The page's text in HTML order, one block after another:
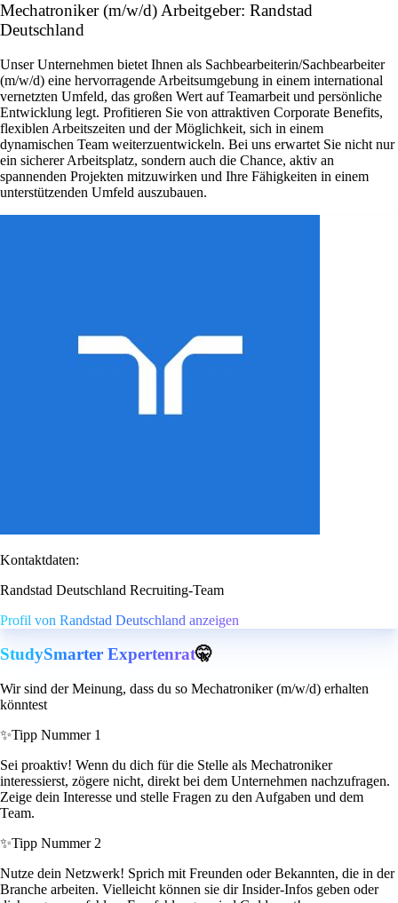
Mechatroniker (m/w/d) Arbeitgeber: Randstad
Deutschland
Unser Unternehmen bietet Ihnen als Sachbearbeiterin/Sachbearbeiter
(m/w/d) eine hervorragende Arbeitsumgebung in einem international
vernetzten Umfeld, das großen Wert auf Teamarbeit und persönliche
Entwicklung legt. Profitieren Sie von attraktiven Corporate Benefits,
flexiblen Arbeitszeiten und der Möglichkeit, sich in einem
dynamischen Team weiterzuentwickeln. Bei uns erwartet Sie nicht nur
ein sicherer Arbeitsplatz, sondern auch die Chance, aktiv an
spannenden Projekten mitzuwirken und Ihre Fähigkeiten in einem
unterstützenden Umfeld auszubauen.
Kontaktdaten:
Randstad Deutschland Recruiting-Team
Profil von Randstad Deutschland anzeigen
StudySmarter Expertenrat🤫
Wir sind der Meinung, dass du so Mechatroniker (m/w/d) erhalten
könntest
✨Tipp Nummer 1
Sei proaktiv! Wenn du dich für die Stelle als Mechatroniker
interessierst, zögere nicht, direkt bei dem Unternehmen nachzufragen.
Zeige dein Interesse und stelle Fragen zu den Aufgaben und dem
Team.
✨Tipp Nummer 2
Nutze dein Netzwerk! Sprich mit Freunden oder Bekannten, die in der
Branche arbeiten. Vielleicht können sie dir Insider-Infos geben oder